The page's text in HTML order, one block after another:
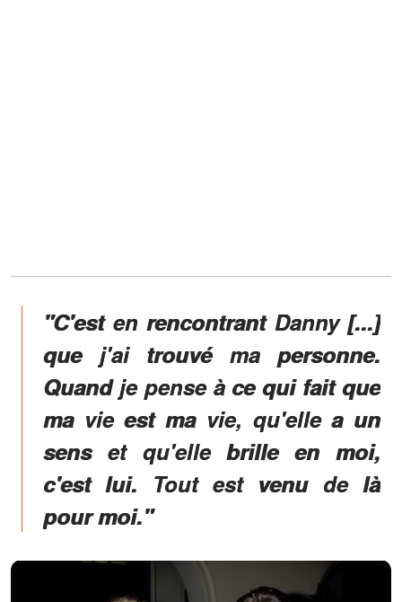
"C'est en rencontrant Danny [...]
que j'ai trouvé ma personne.
Quand je pense à ce qui fait que
ma vie est ma vie, qu'elle a un
sens et qu'elle brille en moi,
c'est lui. Tout est venu de là
pour moi."